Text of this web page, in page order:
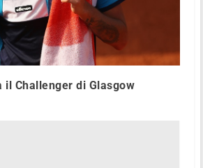
il Challenger di Glasgow